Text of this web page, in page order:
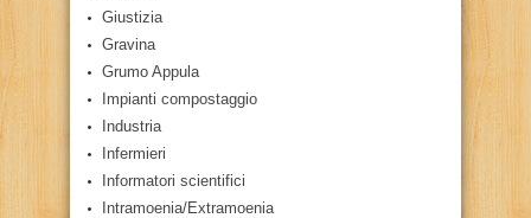
Giustizia
Gravina
Grumo Appula
Impianti compostaggio
Industria
Infermieri
Informatori scientifici
Intramoenia/Extramoenia